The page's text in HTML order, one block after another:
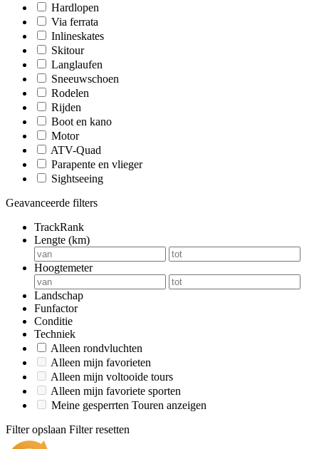
Hardlopen
Via ferrata
Inlineskates
Skitour
Langlaufen
Sneeuwschoen
Rodelen
Rijden
Boot en kano
Motor
ATV-Quad
Parapente en vlieger
Sightseeing
Geavanceerde filters
TrackRank
Lengte (km)
Hoogtemeter
Landschap
Funfactor
Conditie
Techniek
Alleen rondvluchten
Alleen mijn favorieten
Alleen mijn voltooide tours
Alleen mijn favoriete sporten
Meine gesperrten Touren anzeigen
Filter opslaan Filter resetten